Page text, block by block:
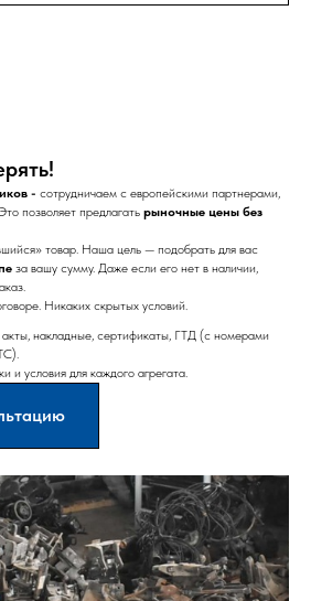
- сотрудничаем с европейскими партнерами,
позволяет предлагать рыночные цены без
товар. Наша цель — подобрать для вас
за вашу сумму. Даже если его нет в наличии,
Никаких скрытых условий.
акты, накладные, сертификаты, ГТД (с номерами
и условия для каждого агрегата.